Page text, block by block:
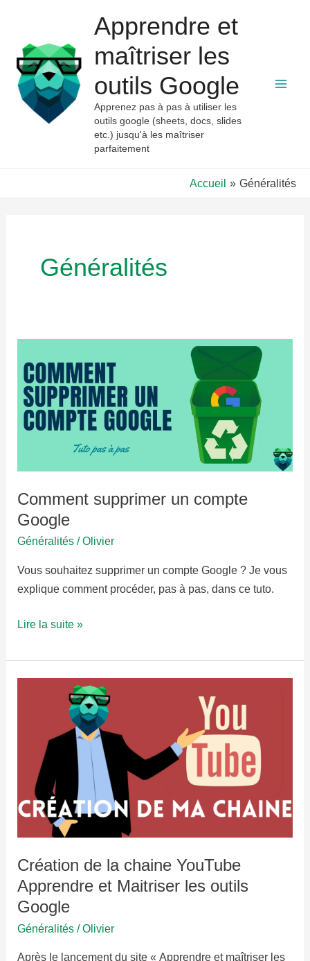
contenu
Apprendre et
maîtriser les
outils Google
Apprenez pas à pas à utiliser les
outils google (sheets, docs, slides
etc.) jusqu'à les maîtriser
parfaitement
Accueil Généralités
Généralités
Comment supprimer un compte
Google
Généralités /Olivier
Vous souhaitez supprimer un compte Google ? Je vous
explique comment procéder, pas à pas, dans ce tuto.
Comment
un
compte
Lire la suite »
Création de la chaine YouTube
Apprendre et Maitriser les outils
Google
Généralités /Olivier
Après le lancement du site « Apprendre et maîtriser les